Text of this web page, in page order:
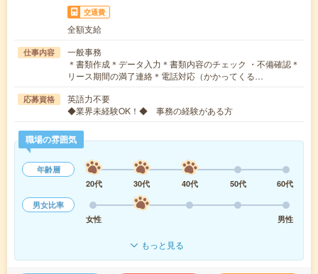
交通費
全額支給
仕事内容
一般事務
＊書類作成＊データ入力＊書類内容のチェック ・不備確認＊
リース期間の満了連絡＊電話対応（かかってくる…
応募資格
英語力不要
◆業界未経験OK！◆ 事務の経験がある方
職場の雰囲気
年齢層
20代
30代 40代 50代
60代
男女比率
女性
男性
もっと見る